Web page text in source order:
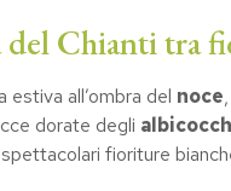
Chianti tra
estiva all’ombra del noce
dorate degli
fioriture